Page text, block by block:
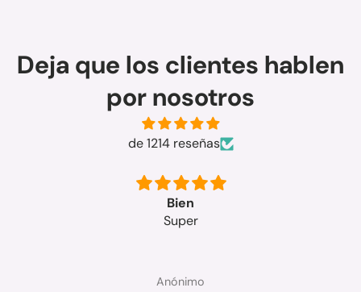
Deja que los clientes hablen
por nosotros
de 1214 reseñas
Muy buenos los productos